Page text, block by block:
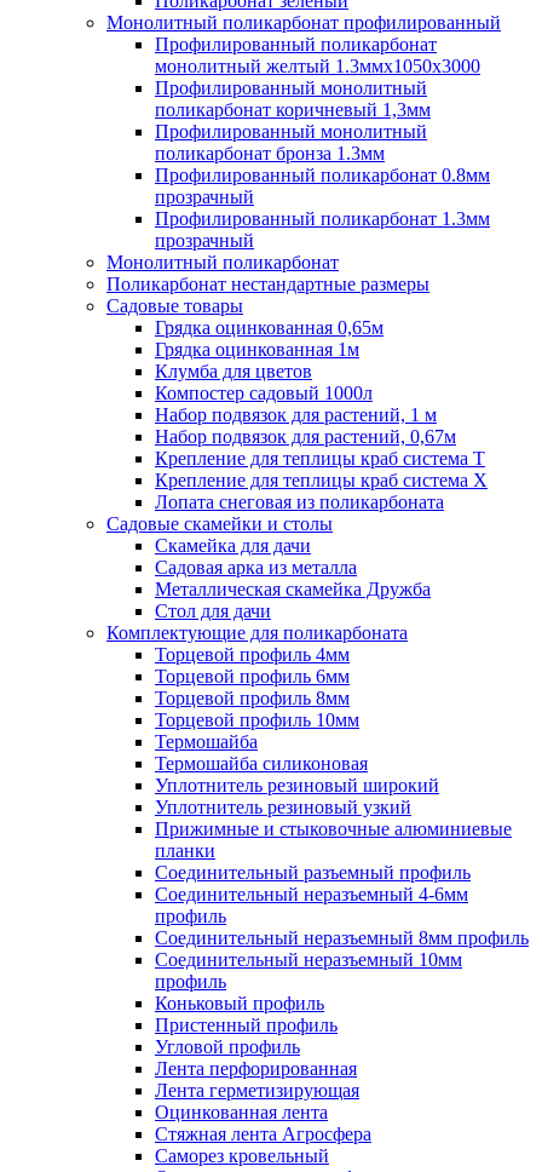
Монолитный поликарбонат профилированный
Профилированный поликарбонат
монолитный желтый 1.3ммх1050х3000
Профилированный монолитный
поликарбонат коричневый 1,3мм
Профилированный монолитный
поликарбонат бронза 1.3мм
Профилированный поликарбонат 0.8мм
прозрачный
Профилированный поликарбонат 1.3мм
прозрачный
Монолитный поликарбонат
Поликарбонат нестандартные размеры
Садовые товары
Грядка оцинкованная 0,65м
Грядка оцинкованная 1м
Клумба для цветов
Компостер садовый 1000л
Набор подвязок для растений, 1 м
Набор подвязок для растений, 0,67м
Крепление для теплицы краб система Т
Крепление для теплицы краб система Х
Лопата снеговая из поликарбоната
Садовые скамейки и столы
Скамейка для дачи
Садовая арка из металла
Металлическая скамейка Дружба
Стол для дачи
Комплектующие для поликарбоната
Торцевой профиль 4мм
Торцевой профиль 6мм
Торцевой профиль 8мм
Торцевой профиль 10мм
Термошайба
Термошайба силиконовая
Уплотнитель резиновый широкий
Уплотнитель резиновый узкий
Прижимные и стыковочные алюминиевые
планки
Соединительный разъемный профиль
Соединительный неразъемный 4-6мм
профиль
Соединительный неразъемный 8мм профиль
Соединительный неразъемный 10мм
профиль
Коньковый профиль
Пристенный профиль
Угловой профиль
Лента перфорированная
Лента герметизирующая
Оцинкованная лента
Стяжная лента Агросфера
Саморез кровельный